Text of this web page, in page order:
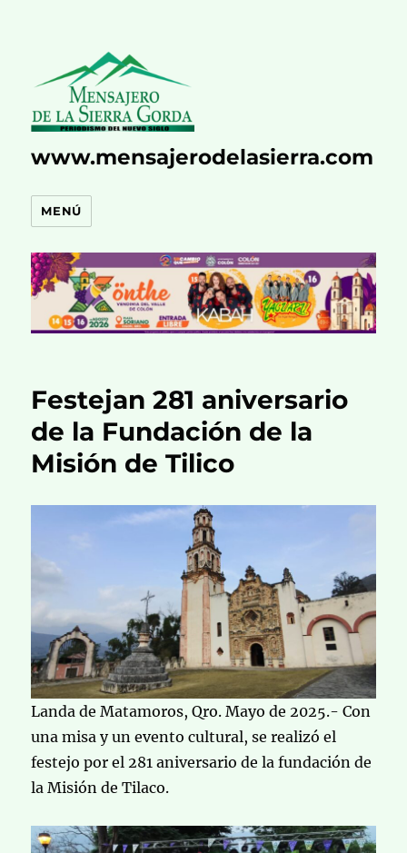
www.mensajerodelasierra.com
MENÚ
Festejan 281 aniversario
de la Fundación de la
Misión de Tilico
Landa de Matamoros, Qro. Mayo de 2025.- Con
una misa y un evento cultural, se realizó el
festejo por el 281 aniversario de la fundación de
la Misión de Tilaco.